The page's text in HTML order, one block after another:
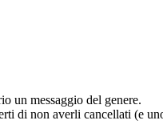
un messaggio del genere.
di non averli cancellati (e